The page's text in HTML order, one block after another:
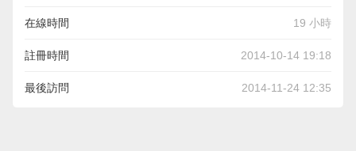
在線時間 19 小時
註冊時間 2014-10-14 19:18
最後訪問 2014-11-24 12:35